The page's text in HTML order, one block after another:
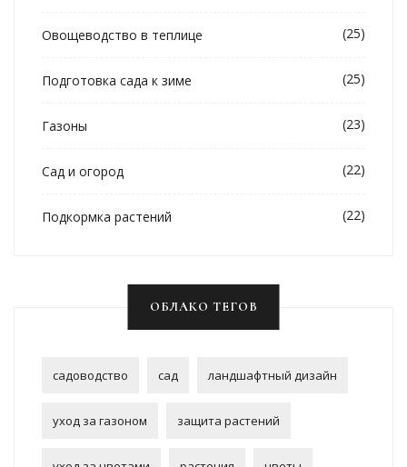
Овощеводство в теплице (25)
Подготовка сада к зиме (25)
Газоны (23)
Сад и огород (22)
Подкормка растений (22)
ОБЛАКО ТЕГОВ
садоводство сад ландшафтный дизайн
уход за газоном защита растений